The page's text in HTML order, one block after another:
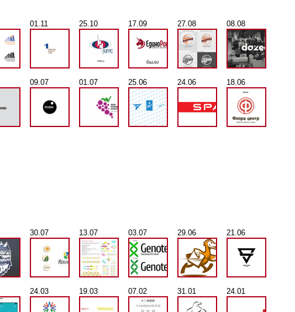
01.11 25.10 17.09 27.08 08.08
09.07 01.07 25.06 24.06 18.06
30.07 13.07 03.07 29.06 21.06
24.03 19.03 07.02 31.01 24.01